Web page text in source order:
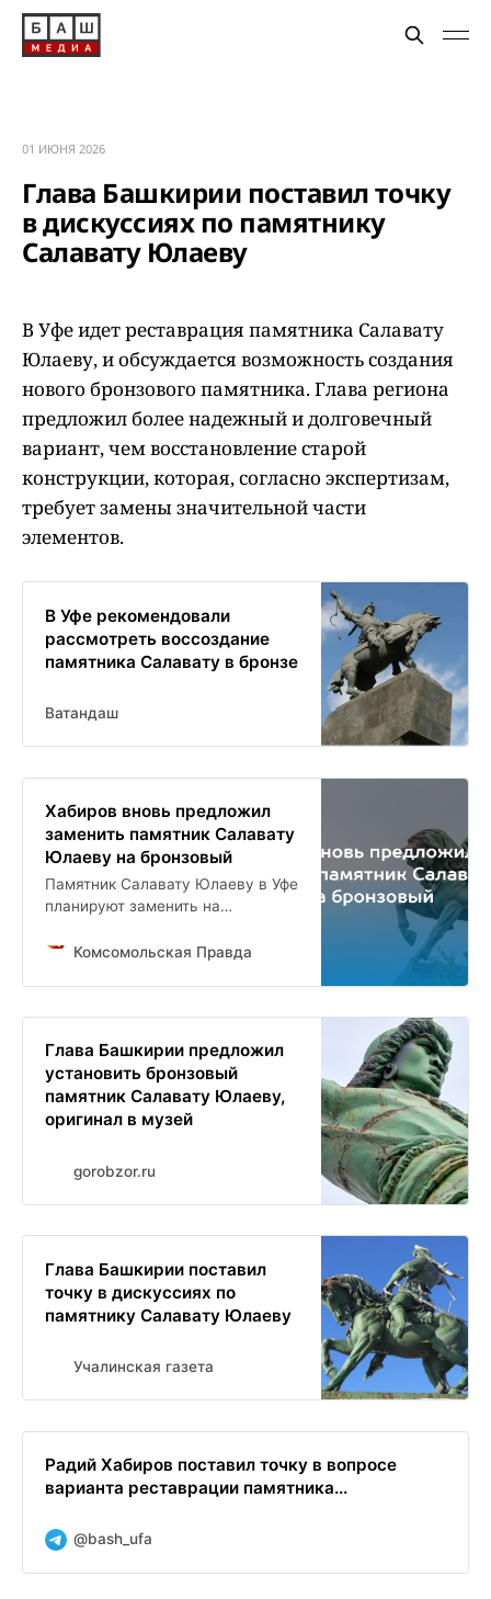
01 ИЮНЯ 2026
Глава Башкирии поставил точку
в дискуссиях по памятнику
Салавату Юлаеву
В Уфе идет реставрация памятника Салавату
Юлаеву, и обсуждается возможность создания
нового бронзового памятника. Глава региона
предложил более надежный и долговечный
вариант, чем восстановление старой
конструкции, которая, согласно экспертизам,
требует замены значительной части
элементов.
В Уфе рекомендовали
рассмотреть воссоздание
памятника Салавату в бронзе
Ватандаш
Хабиров вновь предложил
заменить памятник Салавату
Юлаеву на бронзовый
Памятник Салавату Юлаеву в Уфе
планируют заменить на
Комсомольская Правда
Глава Башкирии предложил
установить бронзовый
памятник Салавату Юлаеву,
оригинал в музей
gorobzor.ru
Глава Башкирии поставил
точку в дискуссиях по
памятнику Салавату Юлаеву
Учалинская газета
Радий Хабиров поставил точку в вопросе
варианта реставрации памятника...
@bash_ufa